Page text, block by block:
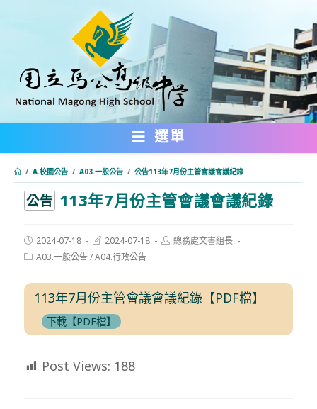
內
選單
/ A.校園公告 / A03.一般公告 / 公告113年7月份主管會議會議紀錄
公告 113年7月份主管會議會議紀錄
Post
published:
2024-07-18
Post
modified:
2024-07-18
Post總務處文書組長
PostA03.一般公告/A04.行政公告
113年7月份主管會議會議紀錄【PDF檔】
下載【PDF檔】
Post Views: 188